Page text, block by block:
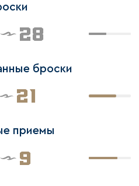
28
броски
21
приемы
9